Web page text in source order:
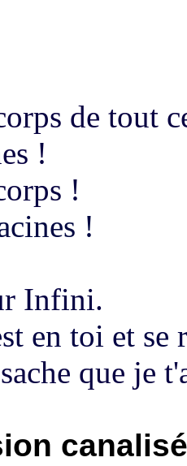
de tout
!
!
!
Infini.
en toi et
que je